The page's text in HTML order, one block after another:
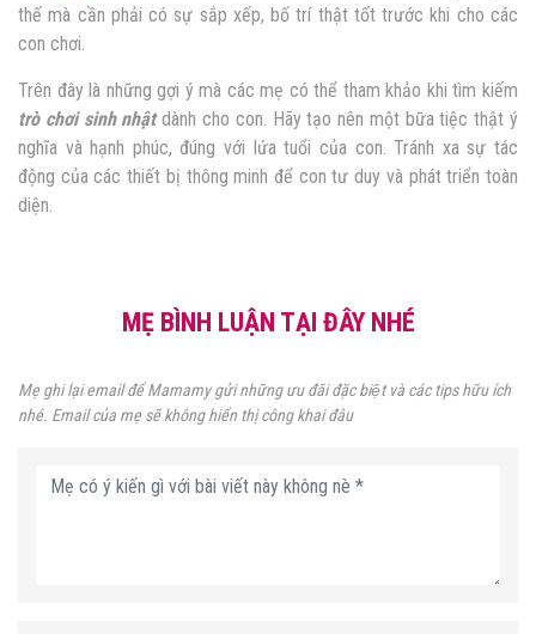
thế mà cần phải có sự sắp xếp, bố trí thật tốt trước khi cho các
con chơi.
Trên đây là những gợi ý mà các mẹ có thể tham khảo khi tìm kiếm
trò chơi sinh nhậtdành cho con. Hãy tạo nên một bữa tiệc thật ý
nghĩa và hạnh phúc, đúng với lứa tuổi của con. Tránh xa sự tác
động của các thiết bị thông minh để con tư duy và phát triển toàn
diện.
MẸ BÌNH LUẬN TẠI ĐÂY NHÉ
Mẹ ghi lại email để Mamamy gửi những ưu đãi đặc biệt và các tips hữu ích
nhé. Email của mẹ sẽ không hiển thị công khai đâu